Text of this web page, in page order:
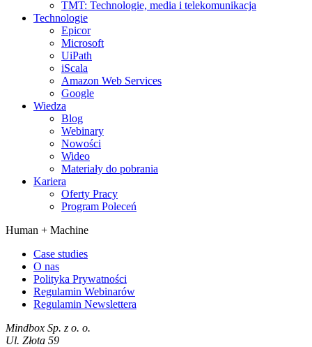
TMT: Technologie, media i telekomunikacja
Technologie
Epicor
Microsoft
UiPath
iScala
Amazon Web Services
Google
Wiedza
Blog
Webinary
Nowości
Wideo
Materiały do pobrania
Kariera
Oferty Pracy
Program Poleceń
Human + Machine
Case studies
O nas
Polityka Prywatności
Regulamin Webinarów
Regulamin Newslettera
Mindbox Sp. z o. o.
Ul. Złota 59